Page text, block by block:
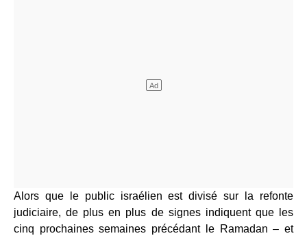
Alors que le public israélien est divisé sur la refonte
judiciaire, de plus en plus de signes indiquent que les
cinq prochaines semaines précédant le Ramadan – et